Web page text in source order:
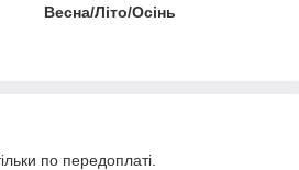
Весна/Літо/Осінь
по передоплаті.